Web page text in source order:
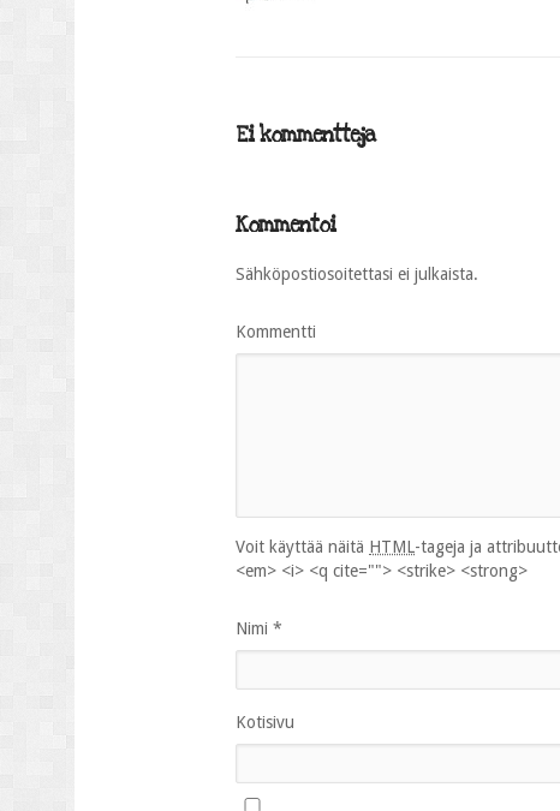
Ei kommentteja
Kommentoi
Sähköpostiosoitettasi ei julkaista.
Kommentti
Voit käyttää näitä HTML-tageja ja
<em> <i> <q cite=""> <strike> <strong>
Nimi *
Kotisivu